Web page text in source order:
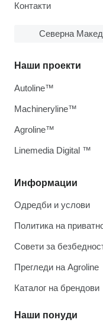
Контакти
Северна
Информации
Одредби и услови
Политика на
Совети за
Прегледи на Agroline
Каталог на брендови
Наши понуди
Наши проекти
Autoline™
Machineryline™
Agroline™
Linemedia Digital ™